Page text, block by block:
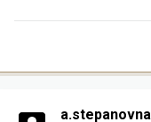
a.stepanovna